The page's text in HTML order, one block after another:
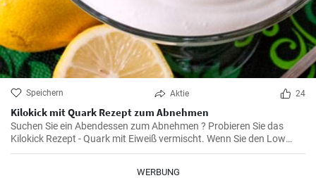
Speichern Aktie 24
Kilokick mit Quark Rezept zum Abnehmen
Suchen Sie ein Abendessen zum Abnehmen ? Probieren Sie das
Kilokick Rezept - Quark mit Eiweiß vermischt. Wenn Sie den Low
Carb Quark zweimal in der Woche abends kurz vorm Schlafen essen
WERBUNG